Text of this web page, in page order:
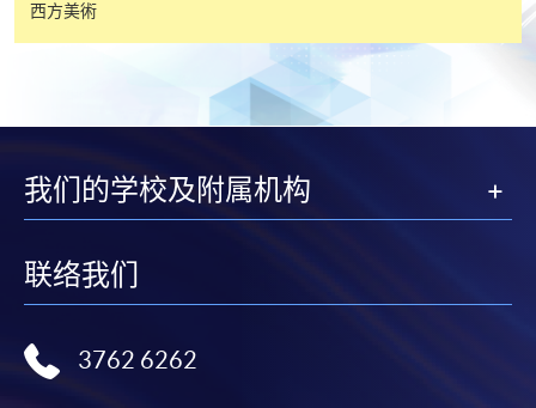
西方美術
我们的学校及附属机构
联络我们
3762 6262